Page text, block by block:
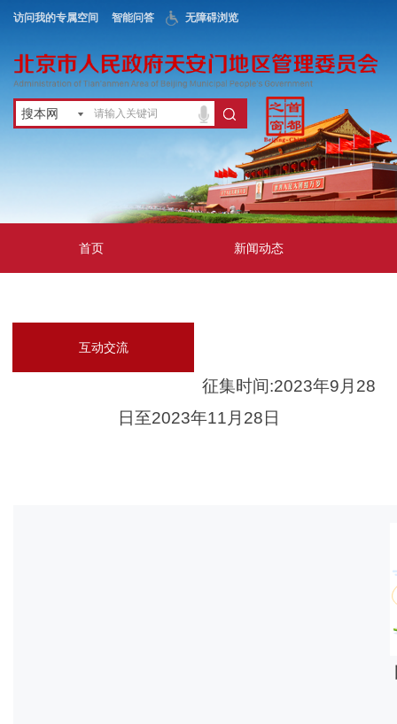
访问我的专属空间 智能问答 无障碍浏览
搜本网
首页 新闻动态
互动交流
征集时间:2023年9月28
日至2023年11月28日